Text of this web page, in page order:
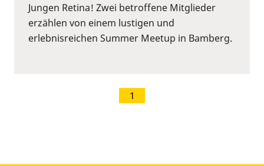
Jungen Retina! Zwei betroffene Mitglieder
erzählen von einem lustigen und
erlebnisreichen Summer Meetup in Bamberg.
1